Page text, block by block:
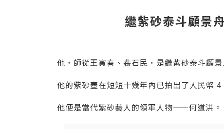
繼紫砂泰斗顧景
他，師從王寅春、裴石民，是繼紫砂泰斗顧
他的紫砂壺在短短十幾年內已拍出了人民幣
他便是當代紫砂藝人的領軍人物——何道洪。